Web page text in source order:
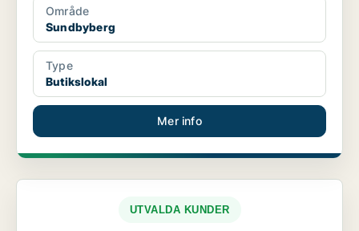
Område
Sundbyberg
Type
Butikslokal
Mer info
UTVALDA KUNDER